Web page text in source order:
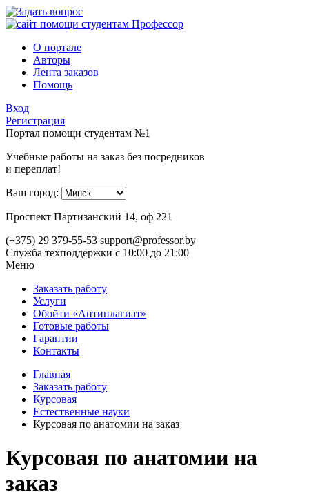
О портале
Авторы
Лента заказов
Помощь
Вход
Регистрация
Портал помощи студентам №1
Учебные работы на заказ без посредников
и переплат!
Ваш город:
Проспект Партизанский 14, оф 221
(+375) 29 379-55-53 support@professor.by
Служба техподдержки с 10:00 до 21:00
Меню
Заказать работу
Услуги
Обойти «Антиплагиат»
Готовые работы
Гарантии
Контакты
Главная
Заказать работу
Курсовая
Естественные науки
Курсовая по анатомии на заказ
Курсовая по анатомии на
заказ